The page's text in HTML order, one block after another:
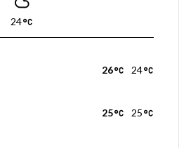
24
24
26
25
25